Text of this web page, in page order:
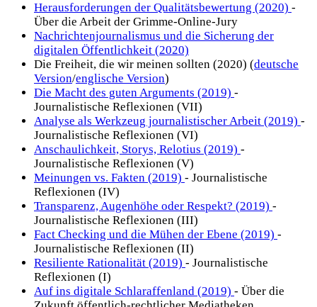
Herausforderungen der Qualitätsbewertung (2020) -
Über die Arbeit der Grimme-Online-Jury
Nachrichtenjournalismus und die Sicherung der
digitalen Öffentlichkeit (2020)
Die Freiheit, die wir meinen sollten (2020) (deutsche
Version/englische Version)
Die Macht des guten Arguments (2019) -
Journalistische Reflexionen (VII)
Analyse als Werkzeug journalistischer Arbeit (2019) -
Journalistische Reflexionen (VI)
Anschaulichkeit, Storys, Relotius (2019) -
Journalistische Reflexionen (V)
Meinungen vs. Fakten (2019) - Journalistische
Reflexionen (IV)
Transparenz, Augenhöhe oder Respekt? (2019) -
Journalistische Reflexionen (III)
Fact Checking und die Mühen der Ebene (2019) -
Journalistische Reflexionen (II)
Resiliente Rationalität (2019) - Journalistische
Reflexionen (I)
Auf ins digitale Schlaraffenland (2019) - Über die